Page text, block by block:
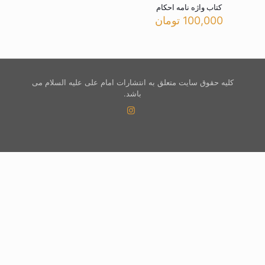
کتاب واژه نامه احکام
100,000 تومان
کلیه حقوق سایت متعلق به انتشارات امام علی علیه السلام می
باشد.